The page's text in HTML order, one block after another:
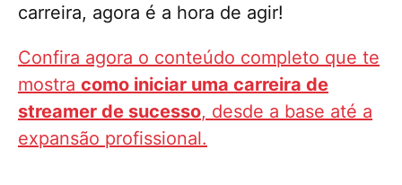
carreira, agora é a hora de agir!
Confira agora o conteúdo completo que te
mostra como iniciar uma carreira de
streamer de sucesso, desde a base até a
expansão profissional.